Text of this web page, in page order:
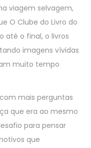
viagem selvagem,
O Clube do Livro do
até o final, o livros
imagens vívidas
muito tempo
mais perguntas
que era ao mesmo
para pensar
que